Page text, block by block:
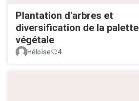
Plantation d'arbres et
diversification de la palette
végétale
Héloïse 4